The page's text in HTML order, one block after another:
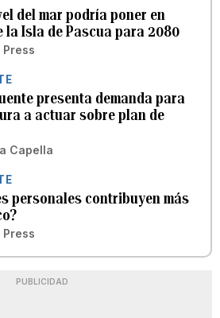
del mar podría poner en
la Isla de Pascua para 2080
presenta demanda para
a actuar sobre plan de
Capella
personales contribuyen más
PUBLICIDAD